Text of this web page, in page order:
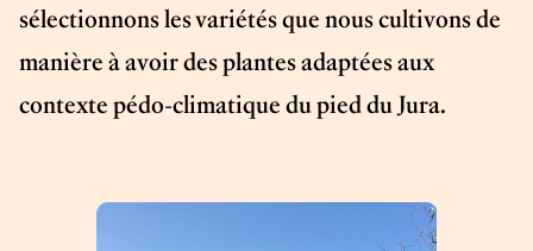
sélectionnons les variétés que nous cultivons de
manière à avoir des plantes adaptées aux
contexte pédo-climatique du pied du Jura.